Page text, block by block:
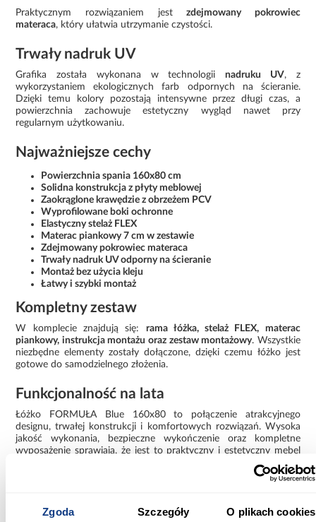
Zgoda Szczegóły O plikach cookies
Praktycznym rozwiązaniem jestzdejmowany pokrowiec
materaca, który ułatwia utrzymanie czystości.
Trwały nadruk UV
Grafika została wykonana w technologiinadruku UV, z
wykorzystaniem ekologicznych farb odpornych na ścieranie.
Dzięki temu kolory pozostają intensywne przez długi czas, a
powierzchnia zachowuje estetyczny wygląd nawet przy
regularnym użytkowaniu.
Najważniejsze cechy
Powierzchnia spania 160x80 cm
Solidna konstrukcja z płyty meblowej
Zaokrąglone krawędzie z obrzeżem PCV
Wyprofilowane boki ochronne
Elastyczny stelaż FLEX
Materac piankowy 7 cm w zestawie
Zdejmowany pokrowiec materaca
Trwały nadruk UV odporny na ścieranie
Montaż bez użycia kleju
Łatwy i szybki montaż
Kompletny zestaw
W komplecie znajdują się: rama łóżka, stelaż FLEX, materac
piankowy, instrukcja montażu oraz zestaw montażowy. Wszystkie
niezbędne elementy zostały dołączone, dzięki czemu łóżko jest
gotowe do samodzielnego złożenia.
Funkcjonalność na lata
Łóżko FORMUŁA Blue 160x80 to połączenie atrakcyjnego
designu, trwałej konstrukcji i komfortowych rozwiązań. Wysoka
jakość wykonania, bezpieczne wykończenie oraz kompletne
wyposażenie sprawiają, że jest to praktyczny i estetyczny mebel